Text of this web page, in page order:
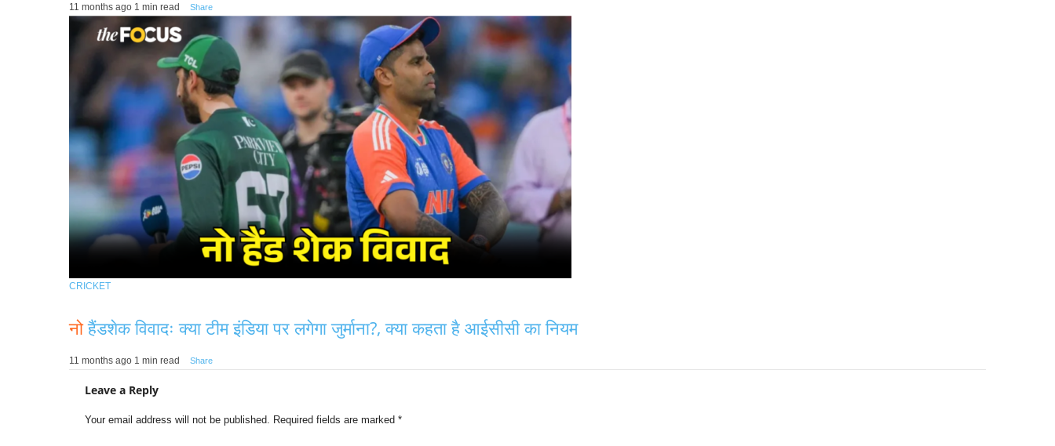
11 months ago 1 min read Share
CRICKET
नोहैंडशेक विवादः क्या टीम इंडिया पर लगेगा जुर्माना?, क्या कहता है आईसीसी का नियम
11 months ago 1 min read Share
Leave a Reply
Your email address will not be published. Required fields are marked *